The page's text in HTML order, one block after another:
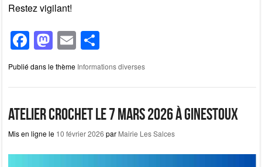
Restez vigilant!
F
a
c
e
b
o
o
M
a
st
o
d
o
n
E
m
ail
ar
ta
g
er
Publié dans le thème Informations diverses
Atelier crochet le 7 mars 2026 à Ginestoux
Mis en ligne le 10 février 2026 par Mairie Les Salces